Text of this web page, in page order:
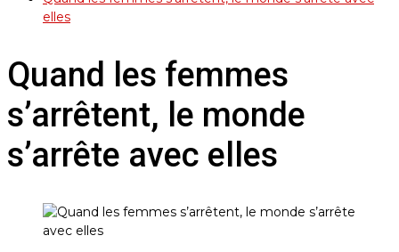
elles
Quand les femmes
s’arrêtent, le monde
s’arrête avec elles